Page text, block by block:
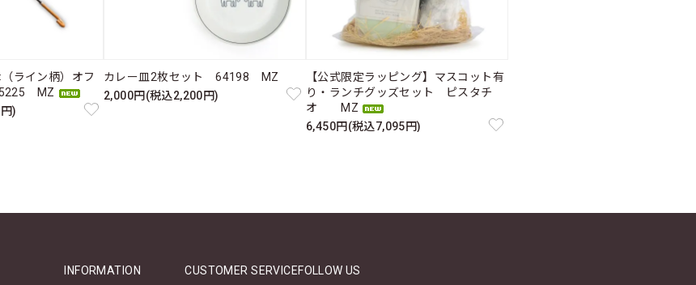
ライン柄）オフ
MZ
)
カレー皿2枚セット 64198 MZ
2,000円(税込2,200円)
【公式限定ラッピング】マスコット有
り・ランチグッズセット ピスタチ
オ MZ
6,450円(税込7,095円)
INFORMATION CUSTOMER SERVICEFOLLOW US